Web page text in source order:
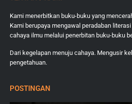
Kami menerbitkan buku-buku yang
Kami berupaya mengawal peradaban
cahaya ilmu melalui penerbitan buku-buku
Dari kegelapan menuju cahaya. Mengusir
pengetahuan.
POSTINGAN